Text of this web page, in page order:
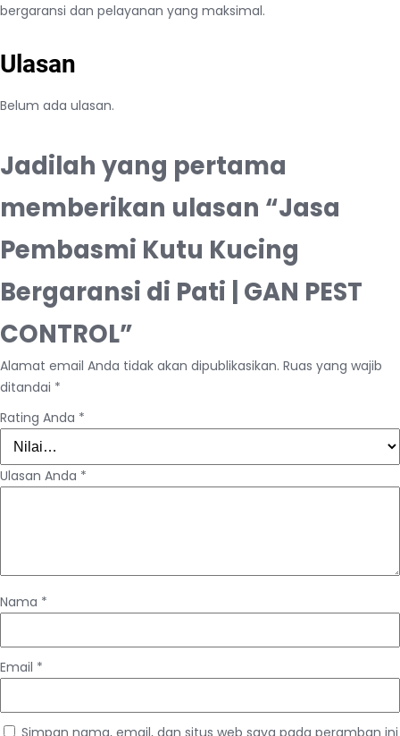
bergaransi dan pelayanan yang maksimal.
Ulasan
Belum ada ulasan.
Jadilah yang pertama
memberikan ulasan “Jasa
Pembasmi Kutu Kucing
Bergaransi di Pati | GAN PEST
CONTROL”
Alamat email Anda tidak akan dipublikasikan. Ruas yang wajib
ditandai *
Rating Anda *
Ulasan Anda *
Nama *
Email *
Simpan nama, email, dan situs web saya pada peramban ini